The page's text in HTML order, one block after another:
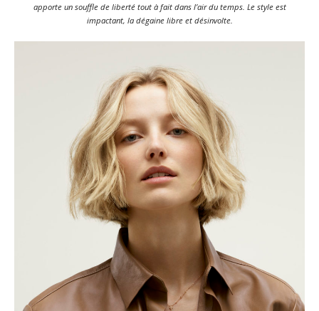
apporte un souffle de liberté tout à fait dans l’air du temps. Le style est
impactant, la dégaine libre et désinvolte.